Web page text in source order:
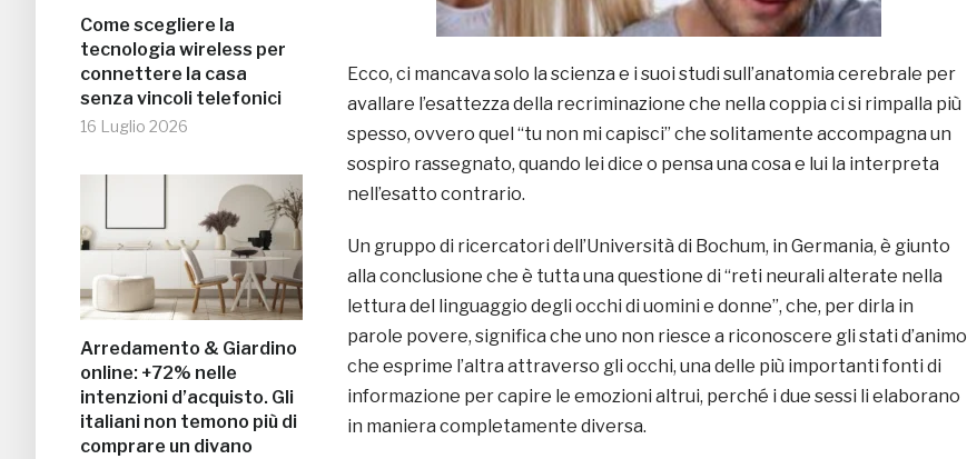
Come scegliere la
tecnologia wireless per
connettere la casa
senza vincoli telefonici
16 Luglio 2026
Arredamento & Giardino
online: +72% nelle
intenzioni d’acquisto. Gli
italiani non temono più di
comprare un divano
Ecco, ci mancava solo la scienza e i suoi studi sull’anatomia cerebrale per
avallare l’esattezza della recriminazione che nella coppia ci si rimpalla più
spesso, ovvero quel “tu non mi capisci” che solitamente accompagna un
sospiro rassegnato, quando lei dice o pensa una cosa e lui la interpreta
nell’esatto contrario.
Un gruppo di ricercatori dell’Università di Bochum, in Germania, è giunto
alla conclusione che è tutta una questione di “reti neurali alterate nella
lettura del linguaggio degli occhi di uomini e donne”, che, per dirla in
parole povere, significa che uno non riesce a riconoscere gli stati d’animo
che esprime l’altra attraverso gli occhi, una delle più importanti fonti di
informazione per capire le emozioni altrui, perché i due sessi li elaborano
in maniera completamente diversa.